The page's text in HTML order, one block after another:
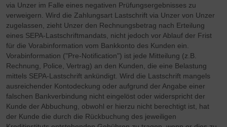
via Unzer im Falle eines negativen Prüfungsergebnisses zu
verweigern. Wird die Zahlungsart Lastschrift via Unzer von Unzer
zugelassen, zieht Unzer den Rechnungsbetrag nach Erteilung
eines SEPA-Lastschriftmandats, nicht jedoch vor Ablauf der Frist
für die Vorabinformation vom Bankkonto des Kunden ein.
Vorabinformation ("Pre-Notification") ist jede Mitteilung (z.B.
Rechnung, Police, Vertrag) an den Kunden, die eine Belastung
mittels SEPA-Lastschrift ankündigt. Wird die Lastschrift mangels
ausreichender Kontodeckung oder aufgrund der Angabe einer
falschen Bankverbindung nicht eingelöst oder widerspricht der
Kunde der Abbuchung, obwohl er hierzu nicht berechtigt ist, hat
der Kunde die durch die Rückbuchung des jeweiligen